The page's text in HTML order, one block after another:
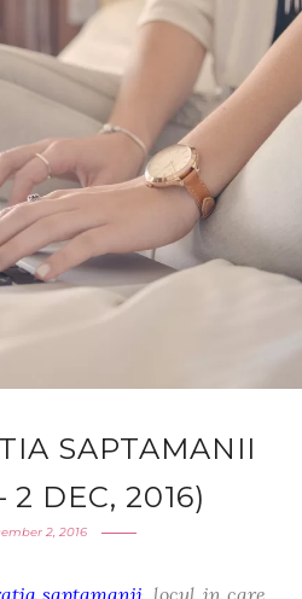
SAPTAMANII
2 DEC, 2016)
2, 2016
saptamanii, locul in care